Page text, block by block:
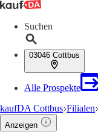
Suchen
03046 Cottbus
Alle Prospekte
kaufDA Cottbus Filialen
Anzeigen